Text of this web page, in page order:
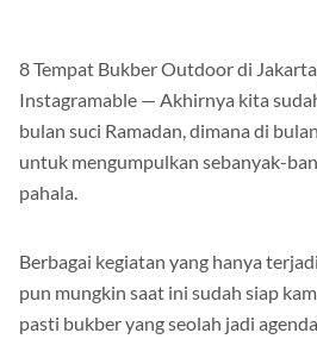
8 Tempat Bukber Outdoor di
Instagramable — Akhirnya kita
bulan suci Ramadan, dimana di
untuk mengumpulkan sebanyak-
pahala.
Berbagai kegiatan yang hanya
pun mungkin saat ini sudah siap
pasti bukber yang seolah jadi